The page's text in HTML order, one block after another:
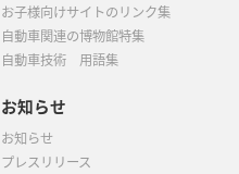
お子様向けサイトのリンク集
自動車関連の博物館特集
自動車技術 用語集
お知らせ
お知らせ
プレスリリース